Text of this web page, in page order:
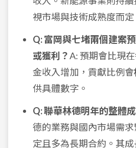
視市場與技術成熟度而定
Q: 富岡與七堵兩個建案
或獲利？A: 預期會比現
金收入增加，貢獻比例會
供具體數字。
Q: 聯華林德明年的整體
德的業務與國內市場需
定且多為長期合約。其